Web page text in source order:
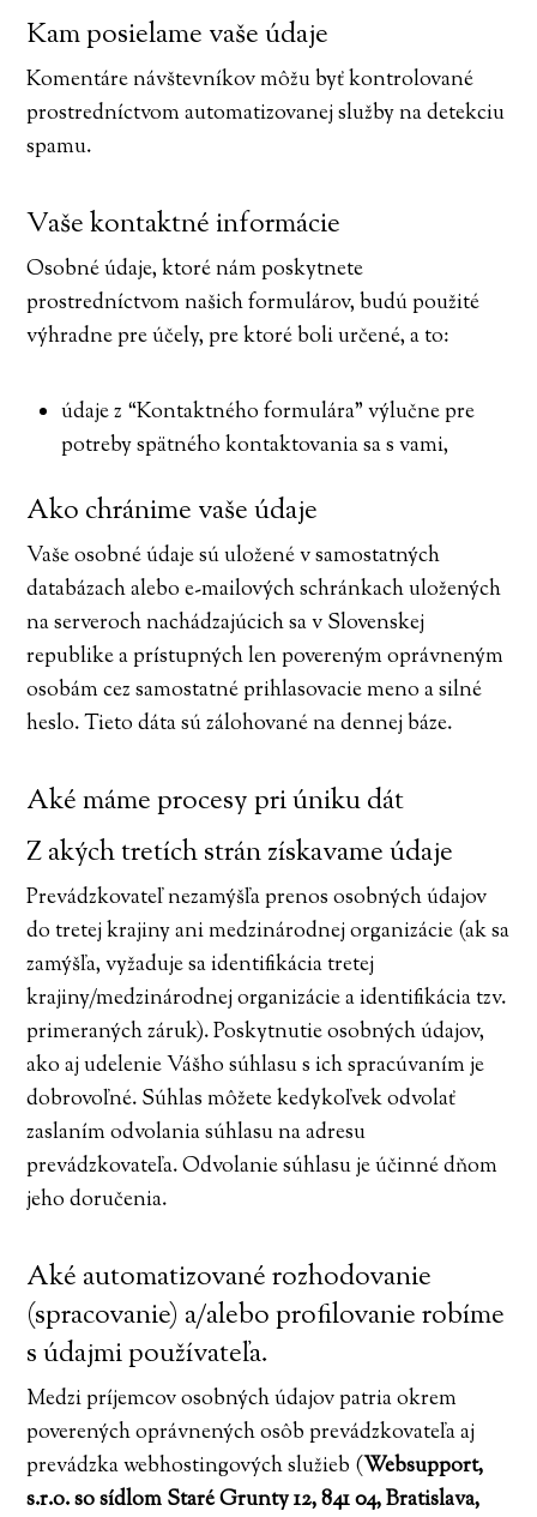
Kam posielame vaše údaje
Komentáre návštevníkov môžu byť kontrolované
prostredníctvom automatizovanej služby na detekciu
spamu.
Vaše kontaktné informácie
Osobné údaje, ktoré nám poskytnete
prostredníctvom našich formulárov, budú použité
výhradne pre účely, pre ktoré boli určené, a to:
údaje z “Kontaktného formulára” výlučne pre
potreby spätného kontaktovania sa s vami,
Ako chránime vaše údaje
Vaše osobné údaje sú uložené v samostatných
databázach alebo e-mailových schránkach uložených
na serveroch nachádzajúcich sa v Slovenskej
republike a prístupných len povereným oprávneným
osobám cez samostatné prihlasovacie meno a silné
heslo. Tieto dáta sú zálohované na dennej báze.
Aké máme procesy pri úniku dát
Z akých tretích strán získavame údaje
Prevádzkovateľ nezamýšľa prenos osobných údajov
do tretej krajiny ani medzinárodnej organizácie (ak sa
zamýšľa, vyžaduje sa identifikácia tretej
krajiny/medzinárodnej organizácie a identifikácia tzv.
primeraných záruk). Poskytnutie osobných údajov,
ako aj udelenie Vášho súhlasu s ich spracúvaním je
dobrovoľné. Súhlas môžete kedykoľvek odvolať
zaslaním odvolania súhlasu na adresu
prevádzkovateľa. Odvolanie súhlasu je účinné dňom
jeho doručenia.
Aké automatizované rozhodovanie
(spracovanie) a/alebo profilovanie robíme
s údajmi používateľa.
Medzi príjemcov osobných údajov patria okrem
poverených oprávnených osôb prevádzkovateľa aj
prevádzka webhostingových služieb (Websupport,
s.r.o. so sídlom Staré Grunty 12, 841 04, Bratislava,